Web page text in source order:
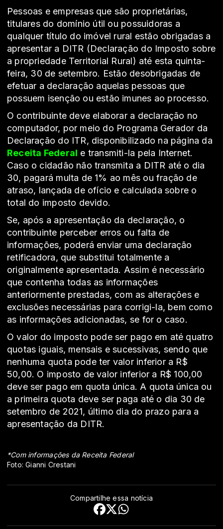
Pessoas e empresas que são proprietárias,
titulares do domínio útil ou possuidoras a
qualquer título do imóvel rural estão obrigadas a
apresentar a DITR (Declaração do Imposto sobre
a propriedade Territorial Rural) até esta quinta-
feira, 30 de setembro. Estão desobrigadas de
efetuar a declaração aquelas pessoas que
possuem isenção ou estão imunes ao processo.
O contribuinte deve elaborar a declaração no
computador, por meio do Programa Gerador da
Declaração do ITR, disponibilizado na página da
Receita Federal e transmiti-la pela Internet.
Caso o cidadão não transmita a DITR até o dia
30, pagará multa de 1% ao mês ou fração de
atraso, lançada de ofício e calculada sobre o
total do imposto devido.
Se, após a apresentação da declaração, o
contribuinte perceber erros ou falta de
informações, poderá enviar uma declaração
retificadora, que substitui totalmente a
originalmente apresentada. Assim é necessário
que contenha todas as informações
anteriormente prestadas, com as alterações e
exclusões necessárias para corrigi-la, bem como
as informações adicionadas, se for o caso.
O valor do imposto pode ser pago em até quatro
quotas iguais, mensais e sucessivas, sendo que
nenhuma quota pode ter valor inferior a R$
50,00. O imposto de valor inferior a R$ 100,00
deve ser pago em quota única. A quota única ou
a primeira quota deve ser paga até o dia 30 de
setembro de 2021, último dia do prazo para a
apresentação da DITR.
*Com informações da Receita Federal
Foto: Gianni Crestani
Compartilhe essa notícia